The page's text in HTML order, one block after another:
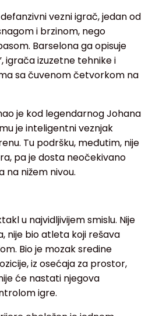
vezni igrač, jedan od
i brzinom, nego
Barselona ga opisuje
igrača izuzetne tehnike i
sa čuvenom četvorkom na
je kod legendarnog Johana
je inteligentni veznjak
Tu podršku, međutim, nije
pa je dosta neočekivano
na nižem nivou.
u najvidljivijem smislu. Nije
nije bio atleta koji rešava
Bio je mozak sredine
iz osećaja za prostor,
će nastati njegova
igre.